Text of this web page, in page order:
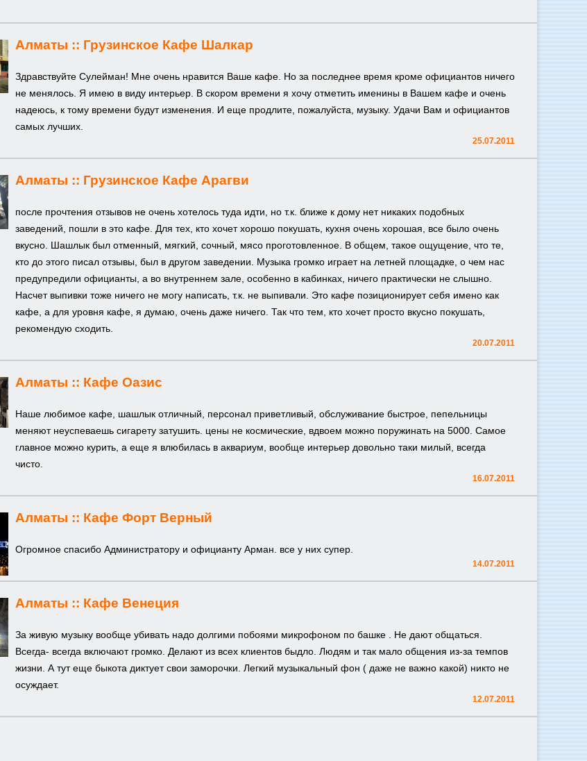
Алматы :: Грузинское Кафе Шалкар
Здравствуйте Сулейман! Мне очень нравится Ваше кафе. Но за последнее время кроме официантов ничего
не менялось. Я имею в виду интерьер. В скором времени я хочу отметить именины в Вашем кафе и очень
надеюсь, к тому времени будут изменения. И еще продлите, пожалуйста, музыку. Удачи Вам и официантов
самых лучших.
25.07.2011
Алматы :: Грузинское Кафе Арагви
после прочтения отзывов не очень хотелось туда идти, но т.к. ближе к дому нет никаких подобных
заведений, пошли в это кафе. Для тех, кто хочет хорошо покушать, кухня очень хорошая, все было очень
вкусно. Шашлык был отменный, мягкий, сочный, мясо проготовленное. В общем, такое ощущение, что те,
кто до этого писал отзывы, был в другом заведении. Музыка громко играет на летней площадке, о чем нас
предупредили официанты, а во внутреннем зале, особенно в кабинках, ничего практически не слышно.
Насчет выпивки тоже ничего не могу написать, т.к. не выпивали. Это кафе позиционирует себя имено как
кафе, а для уровня кафе, я думаю, очень даже ничего. Так что тем, кто хочет просто вкусно покушать,
рекомендую сходить.
20.07.2011
Алматы :: Кафе Оазис
Наше любимое кафе, шашлык отличный, персонал приветливый, обслуживание быстрое, пепельницы
меняют неуспеваешь сигарету затушить. цены не космические, вдвоем можно поружинать на 5000. Самое
главное можно курить, а еще я влюбилась в аквариум, вообще интерьер довольно таки милый, всегда
чисто.
16.07.2011
Алматы :: Кафе Форт Верный
Огромное спасибо Администратору и официанту Арман. все у них супер.
14.07.2011
Алматы :: Кафе Венеция
За живую музыку вообще убивать надо долгими побоями микрофоном по башке . Не дают общаться.
Всегда- всегда включают громко. Делают из всех клиентов быдло. Людям и так мало общения из-за темпов
жизни. А тут еще быкота диктует свои заморочки. Легкий музыкальный фон ( даже не важно какой) никто не
осуждает.
12.07.2011